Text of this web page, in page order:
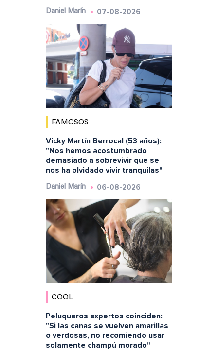
Daniel Marín 07-08-2026
FAMOSOS
Vicky Martín Berrocal (53 años):
"Nos hemos acostumbrado
demasiado a sobrevivir que se
nos ha olvidado vivir tranquilas"
Daniel Marín 06-08-2026
COOL
Peluqueros expertos coinciden:
"Si las canas se vuelven amarillas
o verdosas, no recomiendo usar
solamente champú morado"